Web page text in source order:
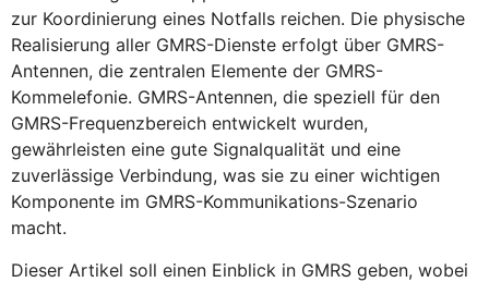
zur Koordinierung eines Notfalls reichen. Die physische
Realisierung aller GMRS-Dienste erfolgt über GMRS-
Antennen, die zentralen Elemente der GMRS-
Kommelefonie. GMRS-Antennen, die speziell für den
GMRS-Frequenzbereich entwickelt wurden,
gewährleisten eine gute Signalqualität und eine
zuverlässige Verbindung, was sie zu einer wichtigen
Komponente im GMRS-Kommunikations-Szenario
macht.
Dieser Artikel soll einen Einblick in GMRS geben, wobei